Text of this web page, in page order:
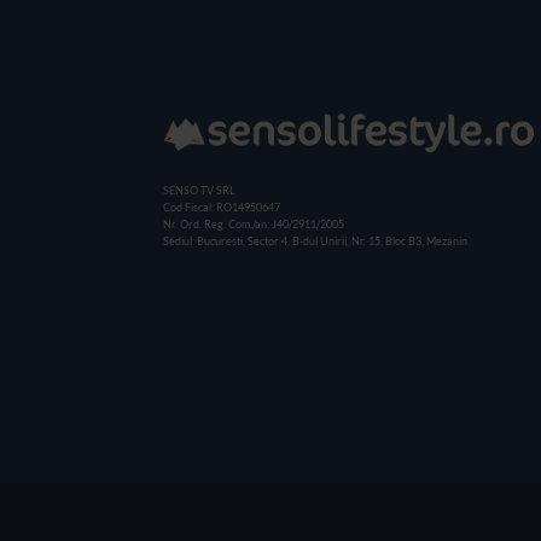
SENSO TV SRL
Cod Fiscal: RO14950647
Nr. Ord. Reg. Com./an: J40/2911/2005
Sediul: Bucuresti, Sector 4, B-dul Unirii, Nr. 15, Bloc B3, Mezanin